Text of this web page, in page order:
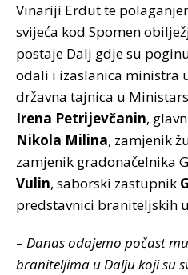
Vinariji Erdut te
svijeća kod Spomen
postaje Dalj gdje su
odali i izaslanica ministra
državna tajnica u
Irena Petrijevčanin,
Nikola Milina, zamjenik
zamjenik gradonačelnika
Vulin, saborski zastupnik
predstavnici braniteljskih
– Danas odajemo počast
braniteljima u Dalju koji su